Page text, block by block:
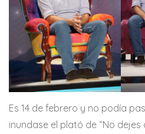
Es 14 de febrero y no podía
inundase el plató de “No dejes